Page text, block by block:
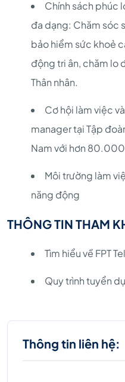
Chính sách phúc
đa dạng: Chăm sóc
bảo hiểm sức khoẻ
động tri ân, chăm lo
Thân nhân.
Cơ hội làm việc
manager tại Tập
Nam với hơn 80.000
Môi trường làm
năng động
THÔNG TIN THAM
Tìm hiểu về FPT
Quy trình tuyển
Thông tin liên hệ: